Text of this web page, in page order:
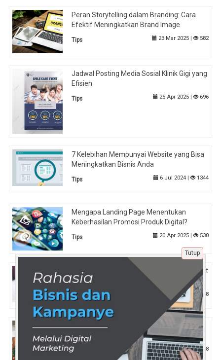
Peran Storytelling dalam Branding: Cara
Efektif Meningkatkan Brand Image
Tips 23 Mar 2025 | 582
Jadwal Posting Media Sosial Klinik Gigi yang
Efisien
Tips 25 Apr 2025 | 696
7 Kelebihan Mempunyai Website yang Bisa
Meningkatkan Bisnis Anda
Tips 6 Jul 2024 | 1344
Mengapa Landing Page Menentukan
Keberhasilan Promosi Produk Digital?
Tips 20 Apr 2025 | 530
Ingin Beli Backlink Murah? Kenali Trik Berikut
agar Tak Tertipu
Tips 6 Jul 2024 | 1218
Tryout TNI Tamtama Terbaru: Cara Daftar
dan Akses Tryout Secara Online
Pendidikan 9 Mei 2025 | 608
Tutup